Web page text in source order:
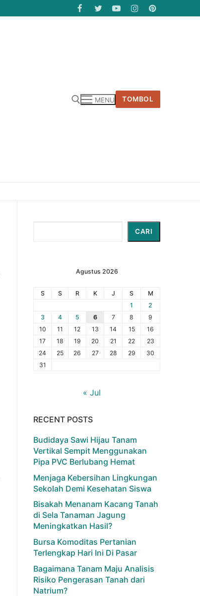
MENU TOMBOL
CARI
Agustus 2026
S S R K J S
M
1
2
3
4 5 6 7 8
9
10
11 12 13 14 15
16
17
18 19 20 21 22
23
24
25 26 27 28 29
30
31
« Jul
RECENT POSTS
Budidaya Sawi Hijau Tanam
Vertikal Sempit Menggunakan
Pipa PVC Berlubang Hemat
Menjaga Kebersihan Lingkungan
Sekolah Demi Kesehatan Siswa
Bisakah Menanam Kacang Tanah
di Sela Tanaman Jagung
Meningkatkan Hasil?
Bursa Komoditas Pertanian
Terlengkap Hari Ini Di Pasar
Bagaimana Tanam Maju Analisis
Risiko Pengerasan Tanah dari
Natrium?